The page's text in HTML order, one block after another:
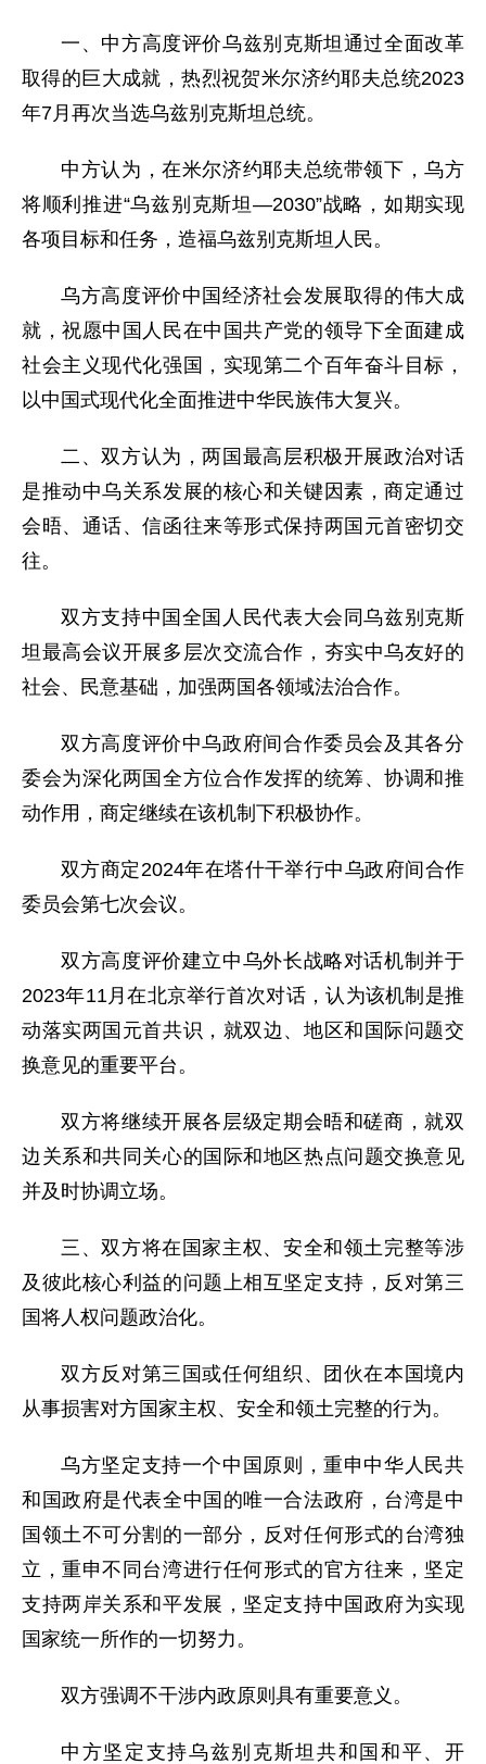
一、中方高度评价乌兹别克斯坦通过全面改革
取得的巨大成就，热烈祝贺米尔济约耶夫总统2023
年7月再次当选乌兹别克斯坦总统。
中方认为，在米尔济约耶夫总统带领下，乌方
将顺利推进“乌兹别克斯坦—2030”战略，如期实现
各项目标和任务，造福乌兹别克斯坦人民。
乌方高度评价中国经济社会发展取得的伟大成
就，祝愿中国人民在中国共产党的领导下全面建成
社会主义现代化强国，实现第二个百年奋斗目标，
以中国式现代化全面推进中华民族伟大复兴。
二、双方认为，两国最高层积极开展政治对话
是推动中乌关系发展的核心和关键因素，商定通过
会晤、通话、信函往来等形式保持两国元首密切交
往。
双方支持中国全国人民代表大会同乌兹别克斯
坦最高会议开展多层次交流合作，夯实中乌友好的
社会、民意基础，加强两国各领域法治合作。
双方高度评价中乌政府间合作委员会及其各分
委会为深化两国全方位合作发挥的统筹、协调和推
动作用，商定继续在该机制下积极协作。
双方商定2024年在塔什干举行中乌政府间合作
委员会第七次会议。
双方高度评价建立中乌外长战略对话机制并于
2023年11月在北京举行首次对话，认为该机制是推
动落实两国元首共识，就双边、地区和国际问题交
换意见的重要平台。
双方将继续开展各层级定期会晤和磋商，就双
边关系和共同关心的国际和地区热点问题交换意见
并及时协调立场。
三、双方将在国家主权、安全和领土完整等涉
及彼此核心利益的问题上相互坚定支持，反对第三
国将人权问题政治化。
双方反对第三国或任何组织、团伙在本国境内
从事损害对方国家主权、安全和领土完整的行为。
乌方坚定支持一个中国原则，重申中华人民共
和国政府是代表全中国的唯一合法政府，台湾是中
国领土不可分割的一部分，反对任何形式的台湾独
立，重申不同台湾进行任何形式的官方往来，坚定
支持两岸关系和平发展，坚定支持中国政府为实现
国家统一所作的一切努力。
双方强调不干涉内政原则具有重要意义。
中方坚定支持乌兹别克斯坦共和国和平、开